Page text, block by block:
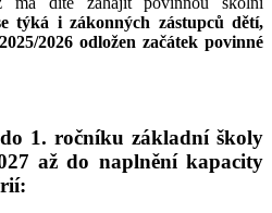
týká i zákonných zástupců dětí,
2026 odložen začátek povinné
1. ročníku základní školy
až do naplnění kapacity